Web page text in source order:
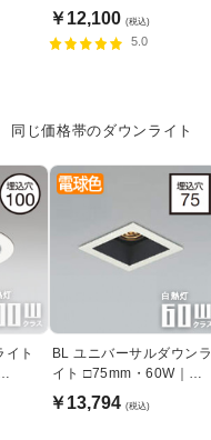
ト
￥12,100 (税込)
5.0
同じ価格帯のダウンライト
イト
BL ユニバーサルダウンラ
イト □75mm・60W｜ホ
ワイト
￥13,794 (税込)